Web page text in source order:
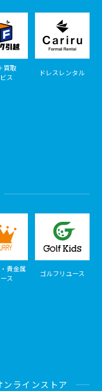
買取
ス
ドレスレンタル
貴金属
ス
ゴルフリユース
ンラインストア